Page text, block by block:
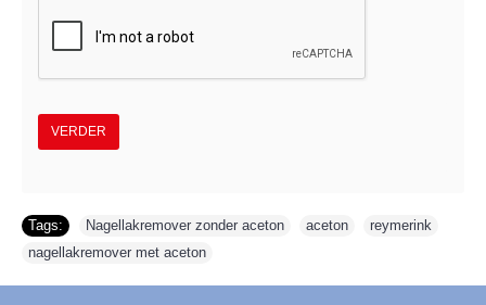
VERDER
Tags: Nagellakremover zonder aceton aceton reymerink
nagellakremover met aceton